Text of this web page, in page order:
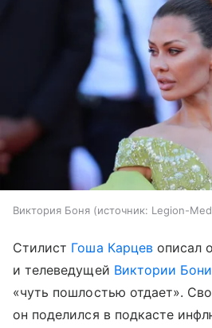
Виктория Боня источник: Legion-
Стилист Гоша Карцевописал
и телеведущей Виктории Бони
«чуть пошлостью отдает».
он поделился в подкасте